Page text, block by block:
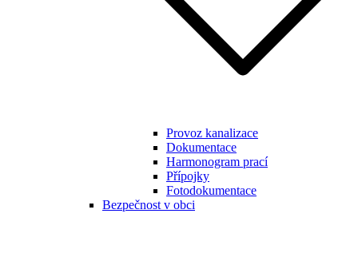
Provoz kanalizace
Dokumentace
Harmonogram prací
Přípojky
Fotodokumentace
Bezpečnost v obci